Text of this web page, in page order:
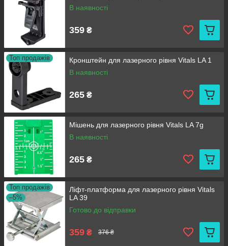
В наявності
359 ₴
Топ продажів
Кронштейн для лазерного рівня Vitals LA 1
В наявності
265 ₴
Мішень для лазерного рівня Vitals LA 7g
В наявності
265 ₴
Топ продажів
–5%
Ліфт-платформа для лазерного рівня Vitals
LA 39
Готово до відправки
359 ₴ 376 ₴